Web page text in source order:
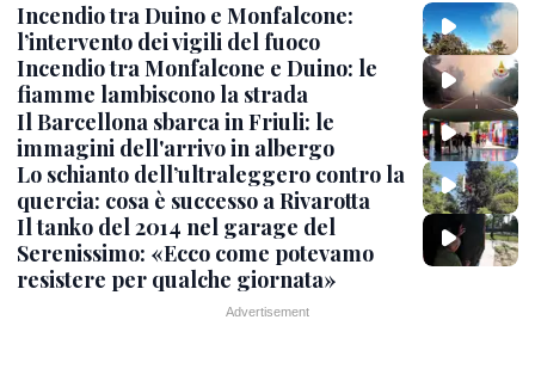
Incendio tra Duino e Monfalcone:
l’intervento dei vigili del fuoco
Incendio tra Monfalcone e Duino: le
fiamme lambiscono la strada
Il Barcellona sbarca in Friuli: le
immagini dell'arrivo in albergo
Lo schianto dell’ultraleggero contro la
quercia: cosa è successo a Rivarotta
Il tanko del 2014 nel garage del
Serenissimo: «Ecco come potevamo
resistere per qualche giornata»